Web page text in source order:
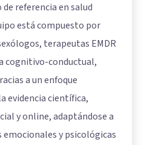
referencia en salud
está compuesto por
terapeutas EMDR
cognitivo-conductual,
a un enfoque
evidencia científica,
y online, adaptándose a
y psicológicas